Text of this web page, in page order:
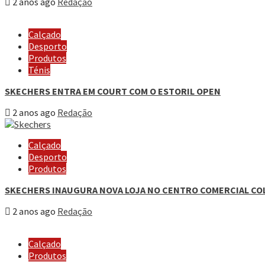
Calçado
Desporto
Produtos
Ténis
SKECHERS ENTRA EM COURT COM O ESTORIL OPEN
2 anos ago Redação
Calçado
Desporto
Produtos
SKECHERS INAUGURA NOVA LOJA NO CENTRO COMERCIAL
2 anos ago Redação
Calçado
Produtos